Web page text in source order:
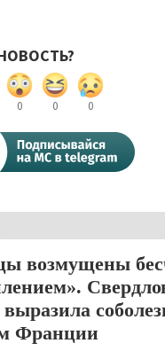
0 0 0
возмущены
выразила
Франции